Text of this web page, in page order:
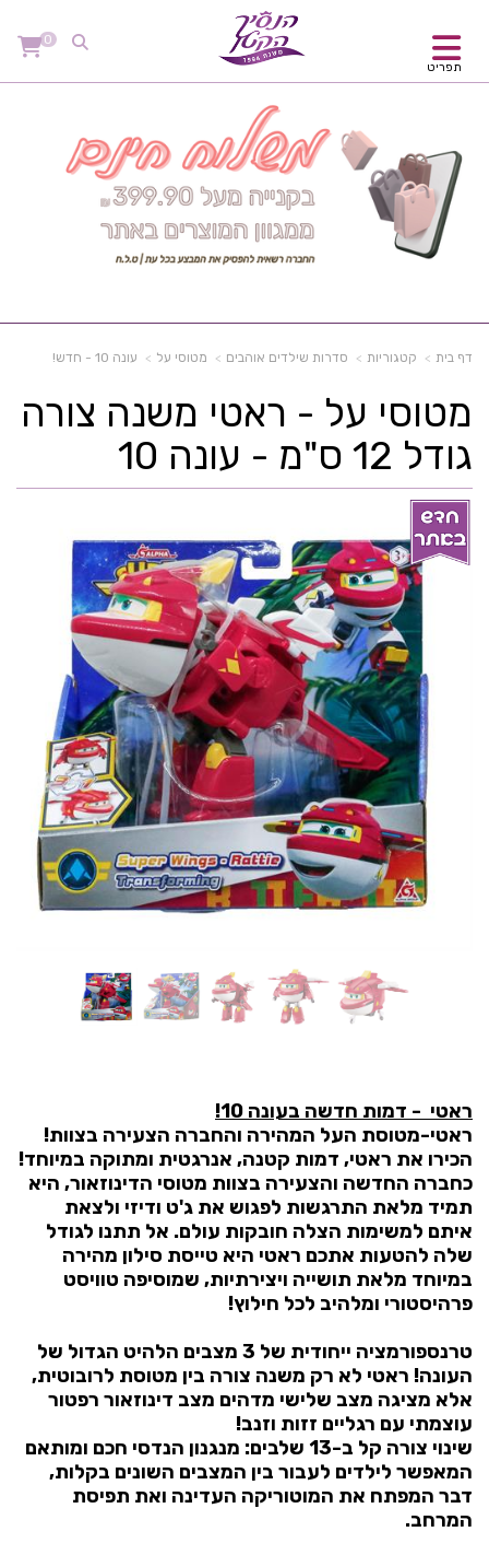
תפריט
0
דף בית קטגוריות סדרות שילדים אוהבים מטוסי על עונה 10 - חדש!
מטוסי על - ראטי משנה צורה
גודל 12 ס"מ - עונה 10
ראטי - דמות חדשה בעונה 10!
ראטי-מטוסת העל המהירה והחברה הצעירה בצוות!
הכירו את ראטי, דמות קטנה, אנרגטית ומתוקה במיוחד!
כחברה החדשה והצעירה בצוות מטוסי הדינוזאור, היא
תמיד מלאת התרגשות לפגוש את ג'ט ודיזי ולצאת
איתם למשימות הצלה חובקות עולם. אל תתנו לגודל
שלה להטעות אתכם ראטי היא טייסת סילון מהירה
במיוחד מלאת תושייה ויצירתיות, שמוסיפה טוויסט
פרהיסטורי ומלהיב לכל חילוץ!
טרנספורמציה ייחודית של 3 מצבים הלהיט הגדול של
העונה! ראטי לא רק משנה צורה בין מטוסת לרובוטית,
אלא מציגה מצב שלישי מדהים מצב דינוזאור רפטור
עוצמתי עם רגליים זזות וזנב!
שינוי צורה קל ב-13 שלבים: מנגנון הנדסי חכם ומותאם
המאפשר לילדים לעבור בין המצבים השונים בקלות,
דבר המפתח את המוטוריקה העדינה ואת תפיסת
המרחב.